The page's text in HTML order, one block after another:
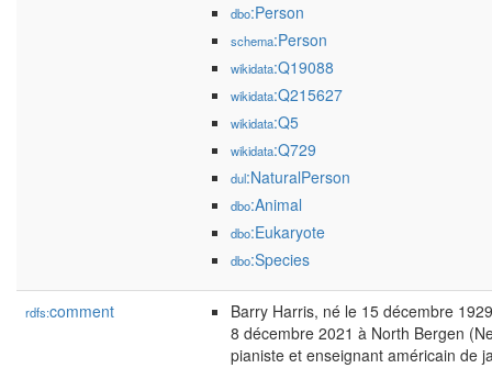
dbo:Person
schema:Person
wikidata:Q19088
wikidata:Q215627
wikidata:Q5
wikidata:Q729
dul:NaturalPerson
dbo:Animal
dbo:Eukaryote
dbo:Species
rdfs:comment
Barry Harris, né le 15 décembre
8 décembre 2021 à North Bergen
pianiste et enseignant américain de